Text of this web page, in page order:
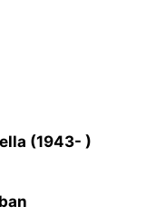
(1943- )